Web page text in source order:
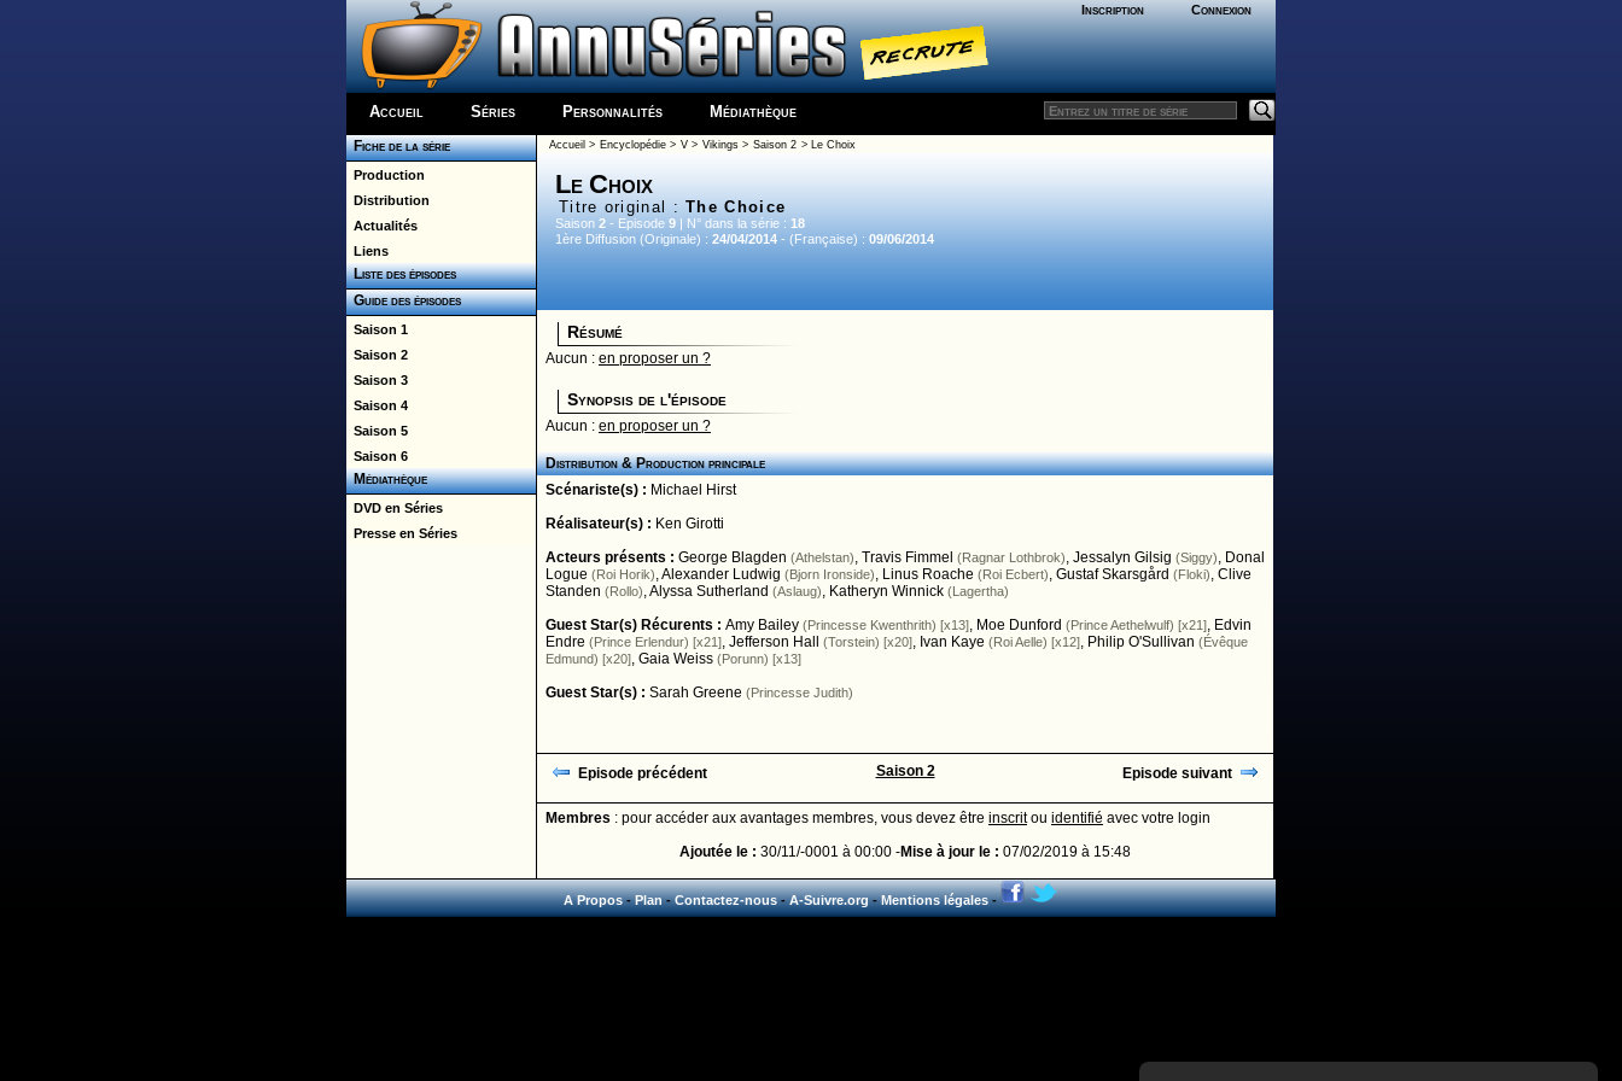
Inscription Connexion
Accueil Séries Personnalités Médiathèque
Fiche de la série
Production
Distribution
Actualités
Liens
Liste des épisodes
Guide des épisodes
Saison 1
Saison 2
Saison 3
Saison 4
Saison 5
Saison 6
Médiathèque
DVD en Séries
Presse en Séries
Accueil > Encyclopédie> V> Vikings> Saison 2 > Le Choix
Le Choix
Titre original :The Choice
Saison 2 - Episode 9 | N° dans la série : 18
1ère Diffusion (Originale) : 24/04/2014 - (Française) : 09/06/2014
Résumé
Aucun : en proposer un ?
Synopsis de l'épisode
Aucun : en proposer un ?
Distribution & Production principale
Scénariste(s) : Michael Hirst
Réalisateur(s) : Ken Girotti
Acteurs présents : George Blagden (Athelstan), Travis Fimmel (Ragnar Lothbrok), Jessalyn Gilsig (Siggy), Donal
Logue (Roi Horik),Alexander Ludwig (Bjorn Ironside), Linus Roache (Roi Ecbert), Gustaf Skarsgård (Floki), Clive
Standen (Rollo),Alyssa Sutherland (Aslaug), Katheryn Winnick (Lagertha)
Guest Star(s) Récurents : Amy Bailey (Princesse Kwenthrith) [x13], Moe Dunford (Prince Aethelwulf) [x21], Edvin
Endre (Prince Erlendur) [x21], Jefferson Hall (Torstein) [x20], Ivan Kaye (Roi Aelle) [x12], Philip O'Sullivan (Évêque
Edmund) [x20], Gaia Weiss (Porunn) [x13]
Guest Star(s) : Sarah Greene (Princesse Judith)
Episode précédent Saison 2 Episode suivant
Membres : pour accéder aux avantages membres, vous devez être inscritou identifié avec votre login
Ajoutée le : 30/11/-0001 à 00:00 -Mise à jour le : 07/02/2019 à 15:48
A Propos-Plan-Contactez-nous-A-Suivre.org-Mentions légales-